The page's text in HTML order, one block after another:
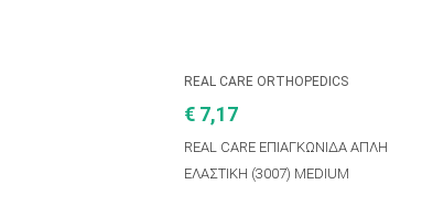
REAL CARE ORTHOPEDICS
€ 7,17
REAL CARE ΕΠΙΑΓΚΩΝΙΔΑ ΑΠΛΗ
ΕΛΑΣΤΙΚΗ (3007) MEDIUM